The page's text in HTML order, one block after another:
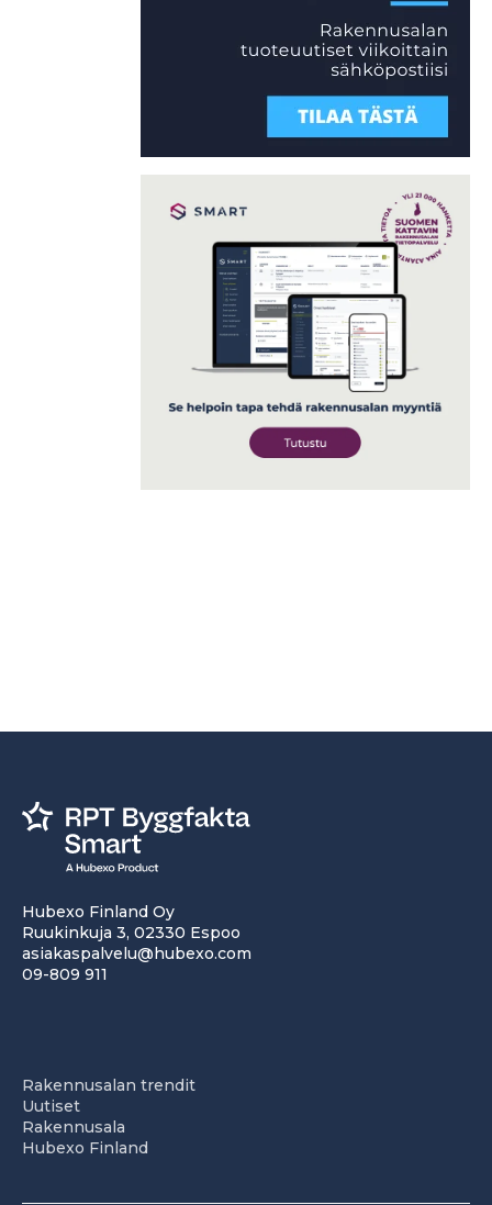
Hubexo Finland Oy
Ruukinkuja 3, 02330 Espoo
asiakaspalvelu@hubexo.com
09-809 911
Rakennusalan trendit
Uutiset
Rakennusala
Hubexo Finland